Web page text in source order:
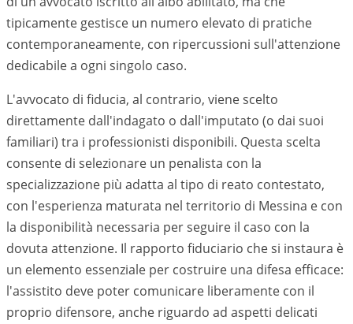
tipicamente gestisce un numero elevato di pratiche
contemporaneamente, con ripercussioni sull'attenzione
dedicabile a ogni singolo caso.
L'avvocato di fiducia, al contrario, viene scelto
direttamente dall'indagato o dall'imputato (o dai suoi
familiari) tra i professionisti disponibili. Questa scelta
consente di selezionare un penalista con la
specializzazione più adatta al tipo di reato contestato,
con l'esperienza maturata nel territorio di Messina e con
la disponibilità necessaria per seguire il caso con la
dovuta attenzione. Il rapporto fiduciario che si instaura è
un elemento essenziale per costruire una difesa efficace:
l'assistito deve poter comunicare liberamente con il
proprio difensore, anche riguardo ad aspetti delicati